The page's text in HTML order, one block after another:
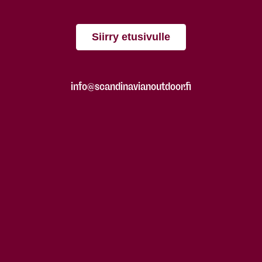
Siirry etusivulle
info@scandinavianoutdoor.fi